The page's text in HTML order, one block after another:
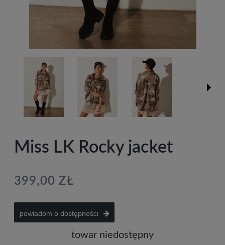
Miss LK Rocky jacket
399,00 ZŁ
powiadom o dostępności
towar niedostępny